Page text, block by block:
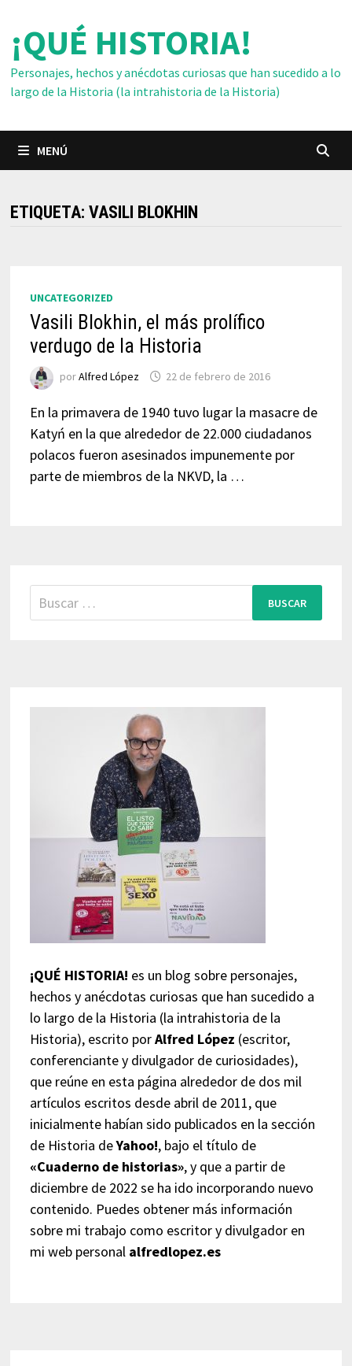
contenido
¡QUÉ HISTORIA!
Personajes, hechos y anécdotas curiosas que han sucedido a lo
largo de la Historia (la intrahistoria de la Historia)
MENÚ
ETIQUETA: VASILI BLOKHIN
UNCATEGORIZED
Vasili Blokhin, el más prolífico
verdugo de la Historia
porAlfred López 22 de febrero de 2016
En la primavera de 1940 tuvo lugar la masacre de
Katyń en la que alrededor de 22.000 ciudadanos
polacos fueron asesinados impunemente por
parte de miembros de la NKVD, la …
Buscar:
¡QUÉ HISTORIA! es un blog sobre personajes,
hechos y anécdotas curiosas que han sucedido a
lo largo de la Historia (la intrahistoria de la
Historia), escrito porAlfred López (escritor,
conferenciante y divulgador de curiosidades),
que reúne en esta página alrededor de dos mil
artículos escritos desde abril de 2011, que
inicialmente habían sido publicados en la sección
de Historia deYahoo!, bajo el título de
«Cuaderno de historias», y que a partir de
diciembre de 2022 se ha ido incorporando nuevo
contenido. Puedes obtener más información
sobre mi trabajo como escritor y divulgador en
mi web personal alfredlopez.es